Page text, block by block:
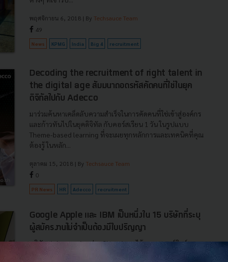
พฤศจิกายน 6, 2018 | By Techsauce Team
49
News KPMG India Big 4 recruitment
Decoding the recruitment of right talent in
the digital age สัมมนาถอดรหัสคัดคนที่ใช่ในยุค
ดิจิทัลไปกับ Adecco
มาร่วมค้นหาเคล็ดลับความสำเร็จในการคัดคนที่ใช่เข้าสู่องค์กร
และก้าวทันไปในยุคดิจิทัล กับคอร์สเรียน 1 วัน ในรูปแบบ
Theme-based learning ที่จะเผยทุกหลักการและเทคนิคที่คุณ
ต้องรู้ ในหลัก...
ตุลาคม 15, 2018 | By Techsauce Team
0
PR News HR Adecco recruitment
Google Apple และ IBM เป็นหนึ่งใน 15 บริษัทที่ระบุ
ผู้สมัครงานไม่จำเป็นต้องมีใบปริญญา
บริษัท Job-search อย่าง Glassdoor ได้ออกมาแชร์ลิสต์ราย